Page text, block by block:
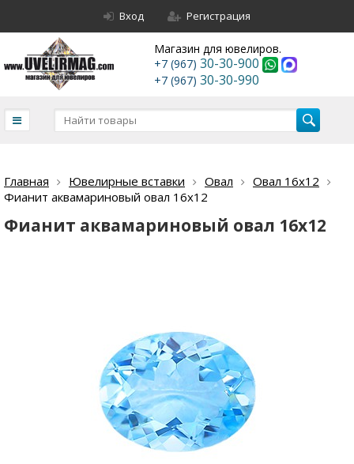
Вход Регистрация
Магазин для ювелиров.
+7 (967) 30-30-900
+7 (967) 30-30-990
Главная Ювелирные вставки Овал
Овал 16х12
Фианит аквамариновый овал 16х12
Фианит аквамариновый овал 16х12